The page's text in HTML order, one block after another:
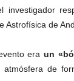
Astrofísica de
era un
de